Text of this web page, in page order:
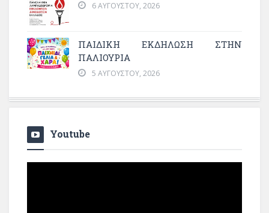
6 ΑΥΓΟΎΣΤΟΥ, 2026
ΠΑΙΔΙΚΗ ΕΚΔΗΛΩΣΗ ΣΤΗΝ
ΠΑΛΙΟΥΡΙΑ
5 ΑΥΓΟΎΣΤΟΥ, 2026
Youtube